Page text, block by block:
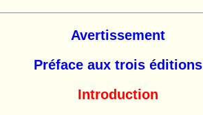
Avertissement
Préface aux trois éditions
Introduction